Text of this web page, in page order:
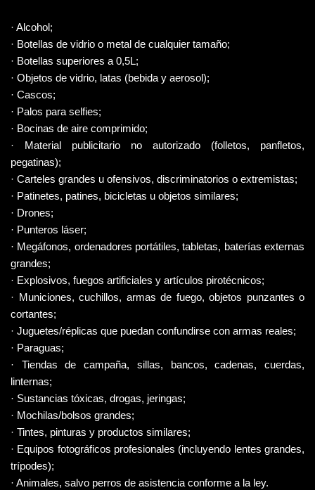
· Alcohol;
· Botellas de vidrio o metal de cualquier tamaño;
· Botellas superiores a 0,5L;
· Objetos de vidrio, latas (bebida y aerosol);
· Cascos;
· Palos para selfies;
· Bocinas de aire comprimido;
· Material publicitario no autorizado (folletos, panfletos,
pegatinas);
· Carteles grandes u ofensivos, discriminatorios o extremistas;
· Patinetes, patines, bicicletas u objetos similares;
· Drones;
· Punteros láser;
· Megáfonos, ordenadores portátiles, tabletas, baterías externas
grandes;
· Explosivos, fuegos artificiales y artículos pirotécnicos;
· Municiones, cuchillos, armas de fuego, objetos punzantes o
cortantes;
· Juguetes/réplicas que puedan confundirse con armas reales;
· Paraguas;
· Tiendas de campaña, sillas, bancos, cadenas, cuerdas,
linternas;
· Sustancias tóxicas, drogas, jeringas;
· Mochilas/bolsos grandes;
· Tintes, pinturas y productos similares;
· Equipos fotográficos profesionales (incluyendo lentes grandes,
trípodes);
· Animales, salvo perros de asistencia conforme a la ley.